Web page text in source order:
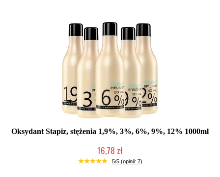
Oksydant Stapiz, stężenia 1,9%, 3%, 6%, 9%, 12% 1000ml
16,78 zł
Duża ilość (wysyłka w 24h)
5/5 (opinii: 7)